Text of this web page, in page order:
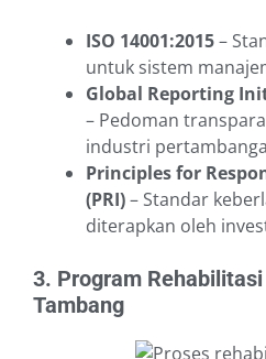
ISO 14001:2015–
untuk sistem
Global Reporting
– Pedoman
industri
Principles for
(PRI)– Standar
diterapkan oleh
3. Program
Tambang